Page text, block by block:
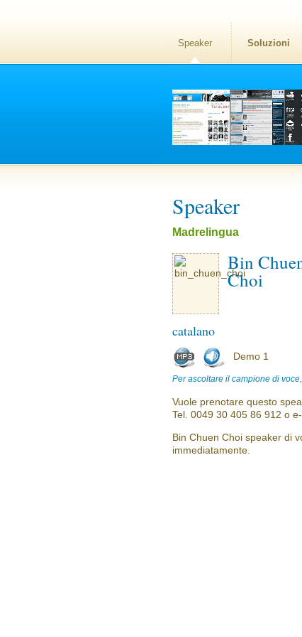
Speaker Soluzioni
Speaker
Madrelingua
Bin
Choi
catalano
Demo 1
Per ascoltare il campione di
Vuole prenotare questo
Tel. 0049 30 405 86 912 o
Bin Chuen Choi speaker di
immediatamente.